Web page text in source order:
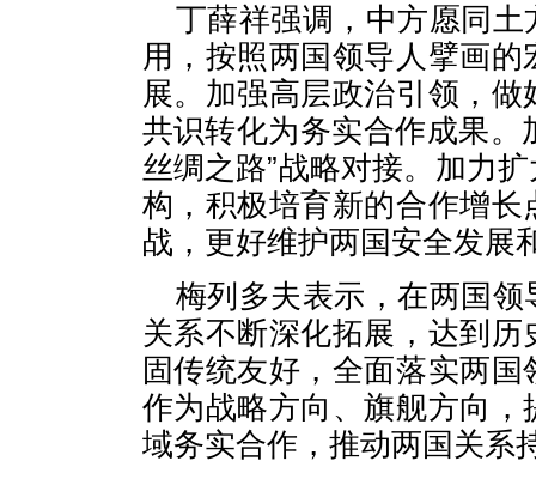
丁薛祥强调，中方愿同
用，按照两国领导人擘画
展。加强高层政治引领，
共识转化为务实合作成果。
丝绸之路”战略对接。加力
构，积极培育新的合作增
战，更好维护两国安全发展
梅列多夫表示，在两国
关系不断深化拓展，达到
固传统友好，全面落实两
作为战略方向、旗舰方向
域务实合作，推动两国关系